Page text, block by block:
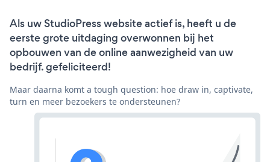
Als uw StudioPress website actief is, heeft u de
eerste grote uitdaging overwonnen bij het
opbouwen van de online aanwezigheid van uw
bedrijf. gefeliciteerd!
Maar daarna komt a tough question: hoe draw in, captivate,
turn en meer bezoekers te ondersteunen?